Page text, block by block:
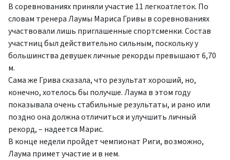
В соревнованиях приняли участие 11 легкоатлеток. По
словам тренера Лаумы Мариса Гривы в соревнованиях
участвовали лишь приглашенные спортсменки. Состав
участниц был действительно сильным, поскольку у
большинства девушек личные рекорды превышают 6,70
м.
Сама же Грива сказала, что результат хороший, но,
конечно, хотелось бы получше. Лаума в этом году
показывала очень стабильные результаты, и рано или
поздно она должна отличиться и улучшить личный
рекорд, – надеется Марис.
В конце недели пройдет чемпионат Риги, возможно,
Лаума примет участие и в нем.